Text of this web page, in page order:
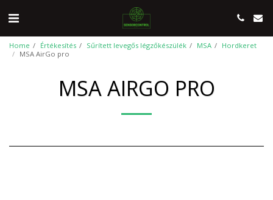
Home Értékesítés Sűrített levegős légzőkészülék MSA
Hordkeret
MSA AirGo pro
MSA AIRGO PRO